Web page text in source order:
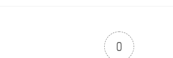
0